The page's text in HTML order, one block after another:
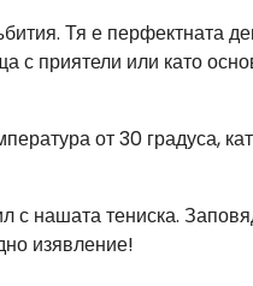
Тя е перфектната
с приятели или като
от 30 градуса,
с нашата тениска.
изявление!